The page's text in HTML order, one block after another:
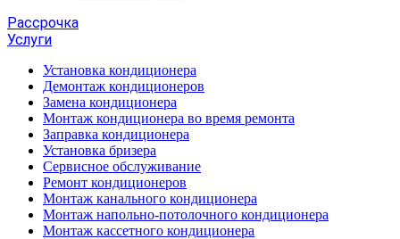
Рассрочка
Услуги
Установка кондиционера
Демонтаж кондиционеров
Замена кондиционера
Монтаж кондиционера во время ремонта
Заправка кондиционера
Установка бризера
Сервисное обслуживание
Ремонт кондиционеров
Монтаж канального кондиционера
Монтаж напольно-потолочного кондиционера
Монтаж кассетного кондиционера